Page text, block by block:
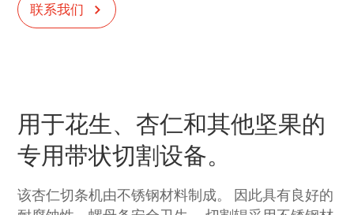
联系我们
用于花生、杏仁和其他坚果的
专用带状切割设备。
该杏仁切条机由不锈钢材料制成。 因此具有良好的